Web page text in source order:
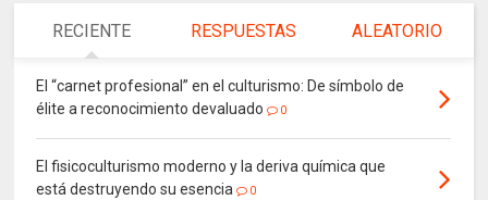
RECIENTE RESPUESTAS ALEATORIO
El “carnet profesional” en el culturismo: De símbolo de
élite a reconocimiento devaluado
0
El fisicoculturismo moderno y la deriva química que
está destruyendo su esencia
0